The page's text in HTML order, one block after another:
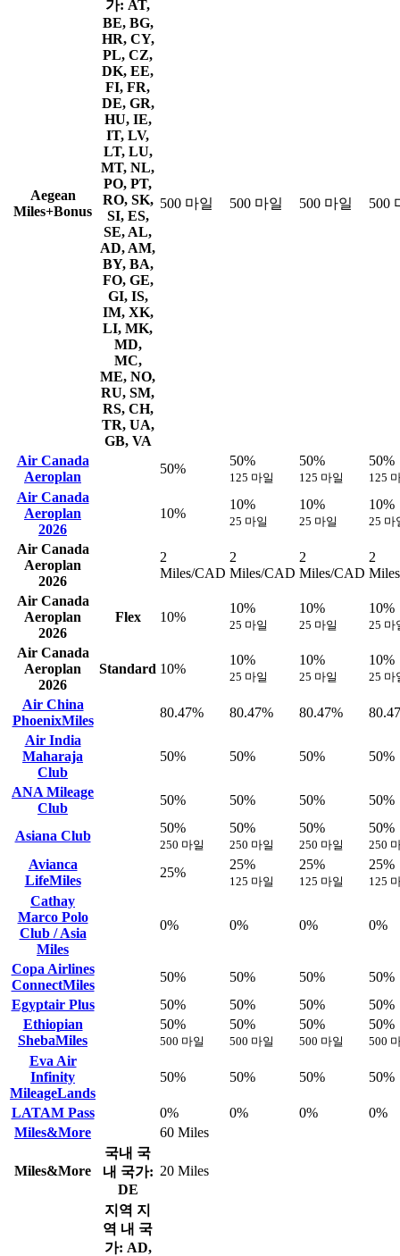
Aegean
Miles+Bonus
가: AT,
BE, BG,
HR, CY,
PL, CZ,
DK, EE,
FI, FR,
DE, GR,
HU, IE,
IT, LV,
LT, LU,
MT, NL,
PO, PT,
RO, SK,
SI, ES,
SE, AL,
AD, AM,
BY, BA,
FO, GE,
GI, IS,
IM, XK,
LI, MK,
MD,
MC,
ME, NO,
RU, SM,
RS, CH,
TR, UA,
GB, VA
500 마일 500 마일 500 마일 500
Air Canada
Aeroplan
50%
50%
125 마일
50%
125 마일
50%
125
Air Canada
Aeroplan
2026
10%
10%
25 마일
10%
25 마일
10%
25 마
Air Canada
Aeroplan
2026
2
Miles/CAD
2
Miles/CAD
2
Miles/CAD
2
Air Canada
Aeroplan
2026
Flex 10%
10%
25 마일
10%
25 마일
10%
25 마
Air Canada
Aeroplan
2026
Standard 10%
10%
25 마일
10%
25 마일
10%
25 마
Air China
PhoenixMiles
80.47% 80.47% 80.47%
Air India
Maharaja
Club
50% 50% 50% 50%
ANA Mileage
Club
50% 50% 50% 50%
Asiana Club
50%
250 마일
50%
250 마일
50%
250 마일
50%
250
Avianca
LifeMiles
25%
25%
125 마일
25%
125 마일
25%
125
Cathay
Marco Polo
Club / Asia
Miles
0% 0% 0% 0%
Copa Airlines
ConnectMiles
50% 50% 50%
50%
Egyptair Plus
50% 50% 50%
50%
Ethiopian
ShebaMiles
50%
500 마일
50%
500 마일
50%
500 마일
50%
500
Eva Air
Infinity
MileageLands
50% 50% 50% 50%
LATAM Pass 0% 0% 0%
0%
Miles&More
60 Miles
Miles&More
국내 국
내 국가:
DE
20 Miles
지역 지
역 내 국
가: AD,